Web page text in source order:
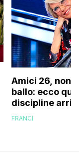
Amici 26, non
ballo: ecco
discipline
scuola!
FRANCI